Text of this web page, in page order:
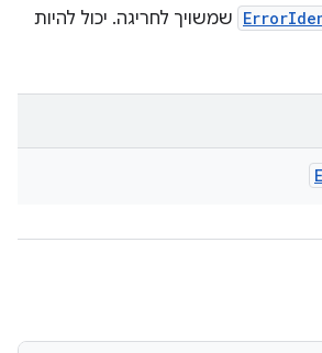
שמשויך לחריגה. יכול להיות